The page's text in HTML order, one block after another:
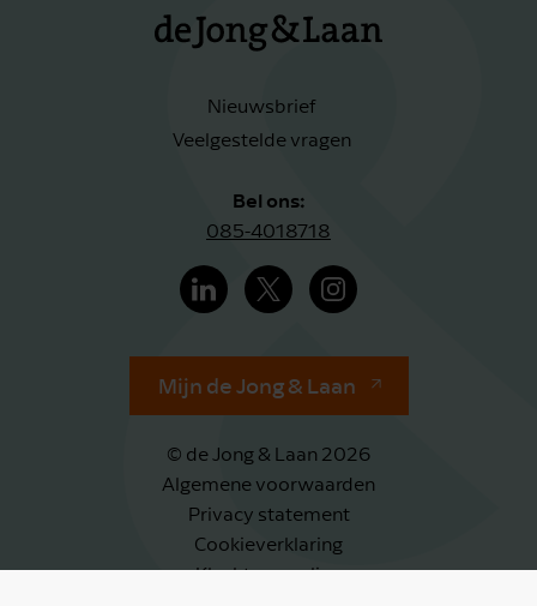
Nieuwsbrief
Veelgestelde vragen
Bel ons:
085-4018718
Mijn de Jong & Laan
© de Jong & Laan 2026
Algemene voorwaarden
Privacy statement
Cookieverklaring
Klachtenregeling